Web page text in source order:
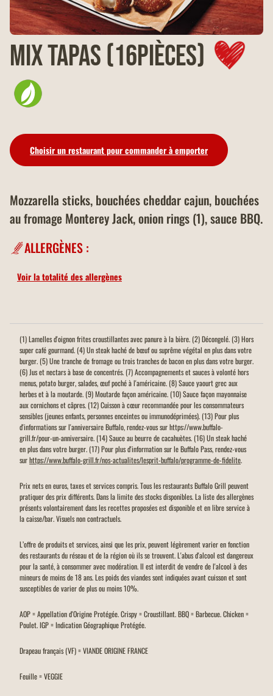
MIX TAPAS (16pièces)
Choisir un restaurant pour commander à emporter
Mozzarella sticks, bouchées cheddar cajun, bouchées
au fromage Monterey Jack, onion rings (1), sauce BBQ.
ALLERGÈNES :
Voir la totalité des allergènes
(1) Lamelles d'oignon frites croustillantes avec panure à la bière. (2) Décongelé. (3) Hors
super café gourmand. (4) Un steak haché de bœuf ou suprême végétal en plus dans votre
burger. (5) Une tranche de fromage ou trois tranches de bacon en plus dans votre burger.
(6) Jus et nectars à base de concentrés. (7) Accompagnements et sauces à volonté hors
menus, potato burger, salades, œuf poché à l'américaine. (8) Sauce yaourt grec aux
herbes et à la moutarde. (9) Moutarde façon américaine. (10) Sauce façon mayonnaise
aux cornichons et câpres. (12) Cuisson à cœur recommandée pour les consommateurs
sensibles (jeunes enfants, personnes enceintes ou immunodéprimées). (13) Pour plus
d'informations sur l'anniversaire Buffalo, rendez-vous sur https://www.buffalo-
grill.fr/pour-un-anniversaire. (14) Sauce au beurre de cacahuètes. (16) Un steak haché
en plus dans votre burger. (17) Pour plus d'information sur le Buffalo Pass, rendez-vous
surhttps://www.buffalo-grill.fr/nos-actualites/lesprit-buffalo/programme-de-fidelite.
Prix nets en euros, taxes et services compris. Tous les restaurants Buffalo Grill peuvent
pratiquer des prix différents. Dans la limite des stocks disponibles. La liste des allergènes
présents volontairement dans les recettes proposées est disponible et en libre service à
la caisse/bar. Visuels non contractuels.
L’offre de produits et services, ainsi que les prix, peuvent légèrement varier en fonction
des restaurants du réseau et de la région où ils se trouvent. L'abus d'alcool est dangereux
pour la santé, à consommer avec modération. Il est interdit de vendre de l'alcool à des
mineurs de moins de 18 ans. Les poids des viandes sont indiquées avant cuisson et sont
susceptibles de varier de plus ou moins 10%.
AOP = Appellation d'Origine Protégée. Crispy = Croustillant. BBQ = Barbecue. Chicken =
Poulet. IGP = Indication Géographique Protégée.
Drapeau français (VF) = VIANDE ORIGINE FRANCE
Feuille = VEGGIE